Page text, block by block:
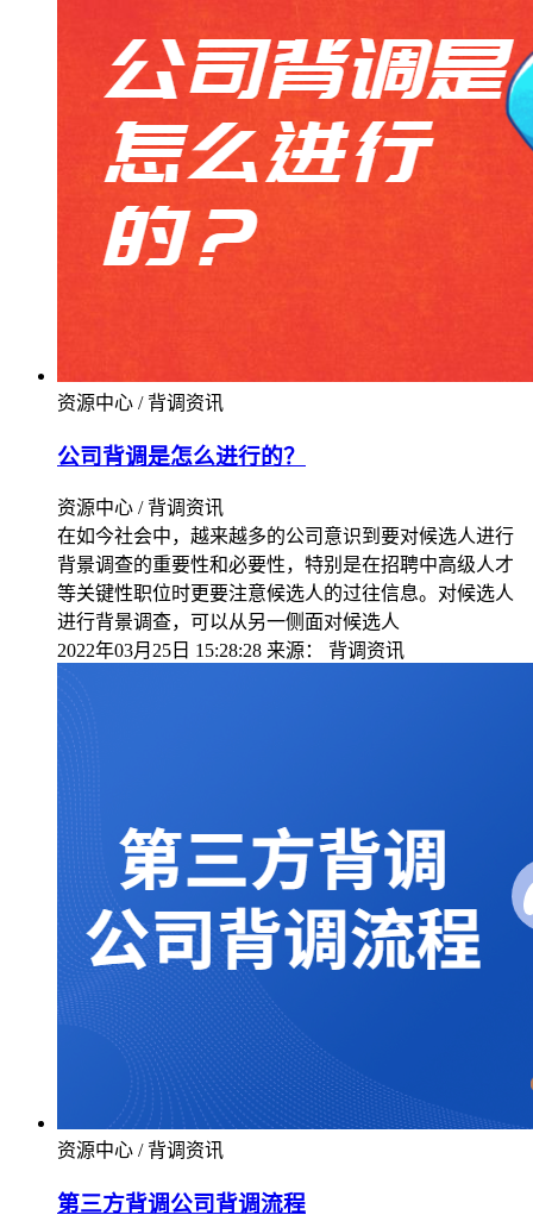
资源中心 / 背调资讯
公司背调是怎么进行的？
资源中心 / 背调资讯
在如今社会中，越来越多的公司意识到要对候选人进行
背景调查的重要性和必要性，特别是在招聘中高级人才
等关键性职位时更要注意候选人的过往信息。对候选人
进行背景调查，可以从另一侧面对候选人
2022年03月25日 15:28:28 来源： 背调资讯
资源中心 / 背调资讯
第三方背调公司背调流程